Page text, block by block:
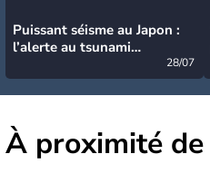
Puissant séisme au Japon :
l’alerte au tsunami
28/07
À proximité de